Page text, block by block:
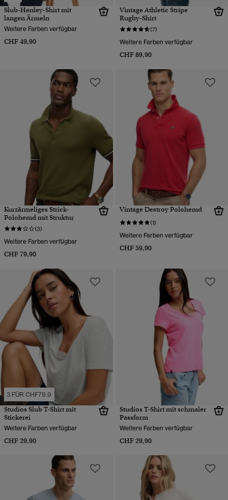
Slub-Henley-Shirt mit
langen Ärmeln
Weitere Farben verfügbar
CHF 49,90
Vintage Athletic Stripe
Rugby-Shirt
(7)
Weitere Farben verfügbar
CHF 89,90
Kurzärmeliges Strick-
Polohemd mit Struktur
(3)
Weitere Farben verfügbar
CHF 79,90
Vintage Destroy Polohemd
(1)
Weitere Farben verfügbar
CHF 59,90
3 FÜR CHF79.9
Studios Slub T-Shirt mit
Stickerei
Weitere Farben verfügbar
CHF 29,90
Studios T-Shirt mit schmaler
Passform
Weitere Farben verfügbar
CHF 29,90